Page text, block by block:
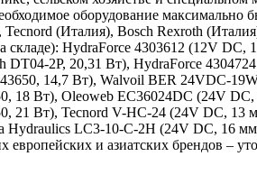
оборудование
Tecnord (Италия), Bosch Rexroth
складе): HydraForce 4303612 (12V
DT04-2P, 20,31 Вт), HydraForce
14,7 Вт), Walvoil BER 24VDC-
18 Вт), Oleoweb EC36024DC (24V
21 Вт), Tecnord V-HC-24 (24V DC,
Hydraulics LC3-10-C-2H (24V DC, 16
европейских и азиатских брендов –